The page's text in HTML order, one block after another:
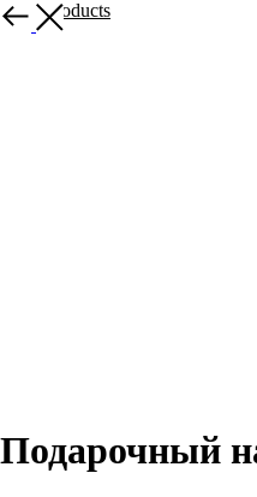
More products
Подарочный